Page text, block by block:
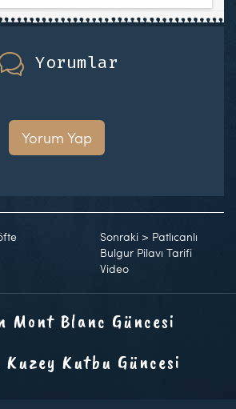
Yorumlar
Yorum Yap
Sonraki > Patlıcanlı
Bulgur Pilavı Tarifi
Video
Mont Blanc Güncesi
Kuzey Kutbu Güncesi